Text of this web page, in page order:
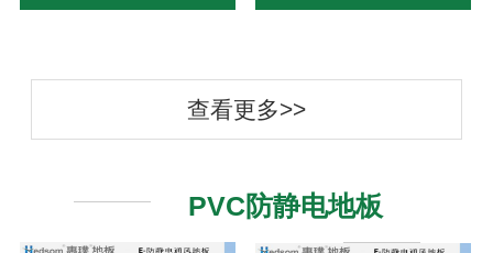
查看更多>>
PVC防静电地板